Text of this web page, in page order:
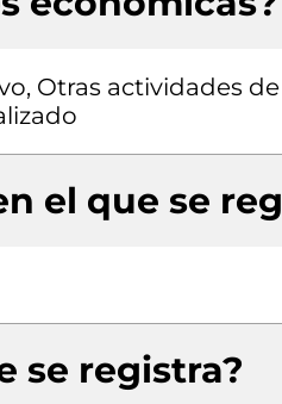
Otras actividades
el que se
se registra?